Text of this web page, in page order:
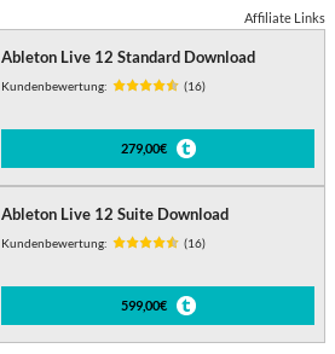
Affiliate Links
Ableton Live 12 Standard Download
Kundenbewertung: (16)
279,00€
Ableton Live 12 Suite Download
Kundenbewertung: (16)
599,00€